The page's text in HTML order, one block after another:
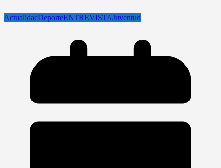
ActualidadDeporteENTREVISTAJuventud